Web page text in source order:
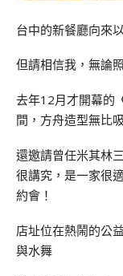
台中的新餐廳向來
但請相信我，無論
去年12月才開幕的
間，方舟造型無比
還邀請曾任米其林
很講究，是一家很
約會！
店址位在熱鬧的公
與水舞